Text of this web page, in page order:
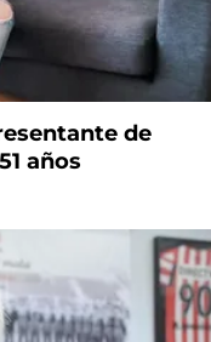
de
años